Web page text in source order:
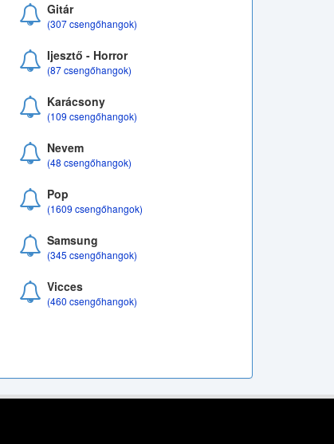
Gitár
(307 csengőhangok)
Ijesztő - Horror
(87 csengőhangok)
Karácsony
(109 csengőhangok)
Nevem
(48 csengőhangok)
Pop
(1609 csengőhangok)
Samsung
(345 csengőhangok)
Vicces
(460 csengőhangok)